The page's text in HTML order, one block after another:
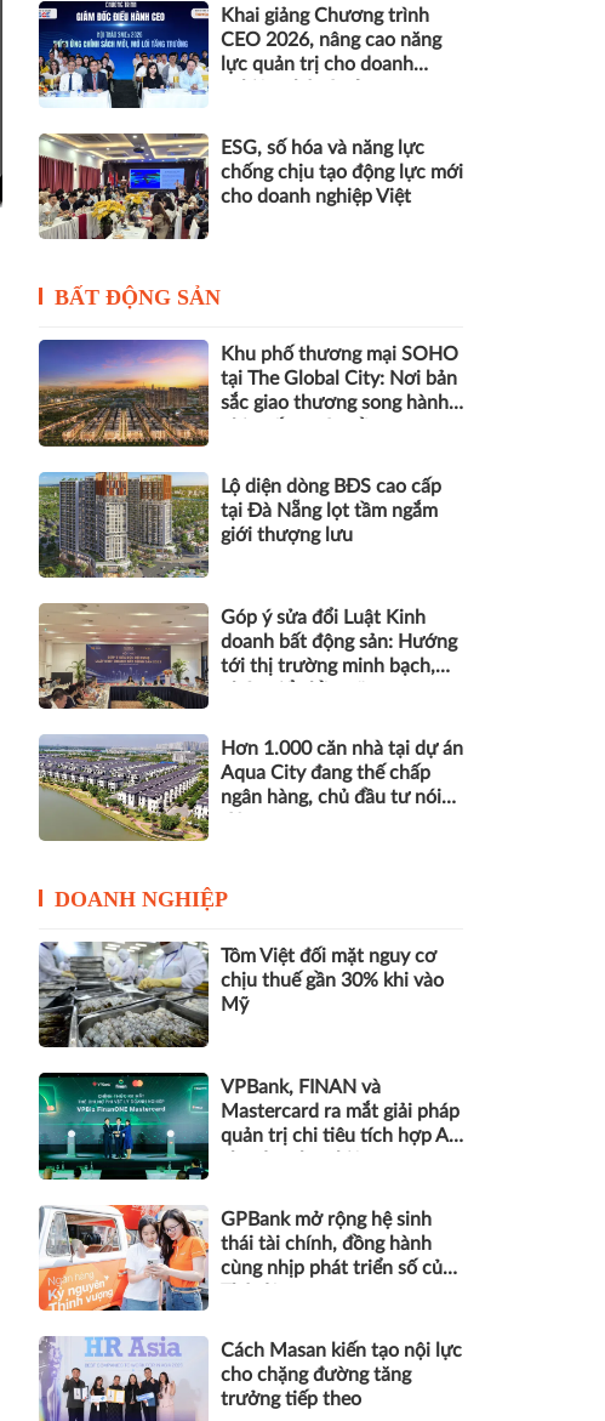
Khai giảng Chương trình
CEO 2026, nâng cao năng
lực quản trị cho doanh
ESG, số hóa và năng lực
chống chịu tạo động lực mới
cho doanh nghiệp Việt
BẤT ĐỘNG SẢN
Khu phố thương mại SOHO
tại The Global City: Nơi bản
sắc giao thương song hành
Lộ diện dòng BĐS cao cấp
tại Đà Nẵng lọt tầm ngắm
giới thượng lưu
Góp ý sửa đổi Luật Kinh
doanh bất động sản: Hướng
tới thị trường minh bạch,
Hơn 1.000 căn nhà tại dự án
Aqua City đang thế chấp
ngân hàng, chủ đầu tư nói
DOANH NGHIỆP
Tôm Việt đối mặt nguy cơ
chịu thuế gần 30% khi vào
Mỹ
VPBank, FINAN và
Mastercard ra mắt giải pháp
quản trị chi tiêu tích hợp AI
GPBank mở rộng hệ sinh
thái tài chính, đồng hành
cùng nhịp phát triển số của
Cách Masan kiến tạo nội lực
cho chặng đường tăng
trưởng tiếp theo